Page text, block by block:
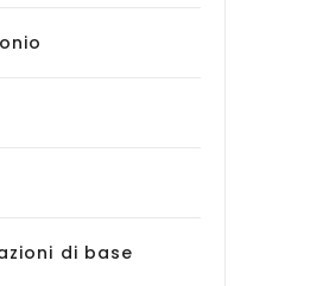
di base